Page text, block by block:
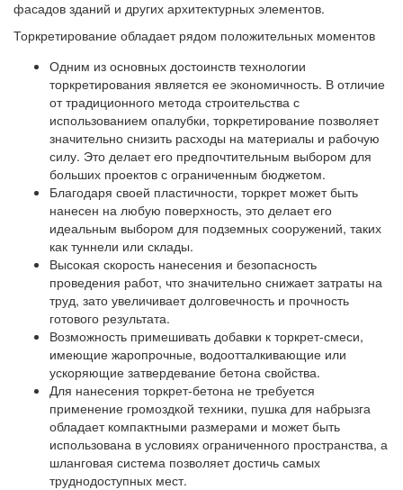
фасадов зданий и других архитектурных элементов.
Торкретирование обладает рядом положительных моментов
Одним из основных достоинств технологии
торкретирования является ее экономичность. В отличие
от традиционного метода строительства с
использованием опалубки, торкретирование позволяет
значительно снизить расходы на материалы и рабочую
силу. Это делает его предпочтительным выбором для
больших проектов с ограниченным бюджетом.
Благодаря своей пластичности, торкрет может быть
нанесен на любую поверхность, это делает его
идеальным выбором для подземных сооружений, таких
как туннели или склады.
Высокая скорость нанесения и безопасность
проведения работ, что значительно снижает затраты на
труд, зато увеличивает долговечность и прочность
готового результата.
Возможность примешивать добавки к торкрет-смеси,
имеющие жаропрочные, водоотталкивающие или
ускоряющие затвердевание бетона свойства.
Для нанесения торкрет-бетона не требуется
применение громоздкой техники, пушка для набрызга
обладает компактными размерами и может быть
использована в условиях ограниченного пространства, а
шланговая система позволяет достичь самых
труднодоступных мест.